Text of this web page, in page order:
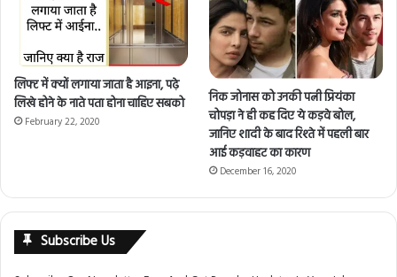
लिफ्ट में क्यों लगाया जाता है आइना, पढ़े
लिखे होने के नाते पता होना चाहिए सबको
February 22, 2020
निक जोनास को उनकी पत्नी प्रियंका
चोपड़ा ने ही कह दिए ये कड़वे बोल,
जानिए शादी के बाद रिश्ते में पहली बार
आई कड़वाहट का कारण
December 16, 2020
Subscribe Us